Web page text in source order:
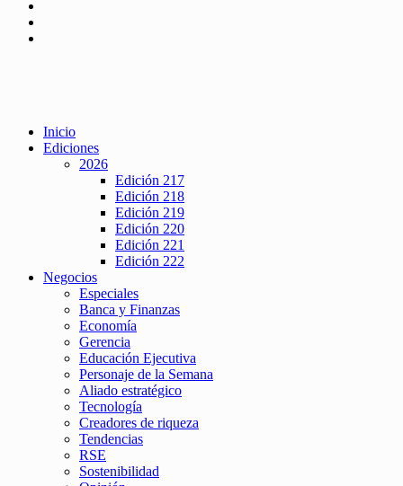
Inicio
Ediciones
2026
Edición 217
Edición 218
Edición 219
Edición 220
Edición 221
Edición 222
Negocios
Especiales
Banca y Finanzas
Economía
Gerencia
Educación Ejecutiva
Personaje de la Semana
Aliado estratégico
Tecnología
Creadores de riqueza
Tendencias
RSE
Sostenibilidad